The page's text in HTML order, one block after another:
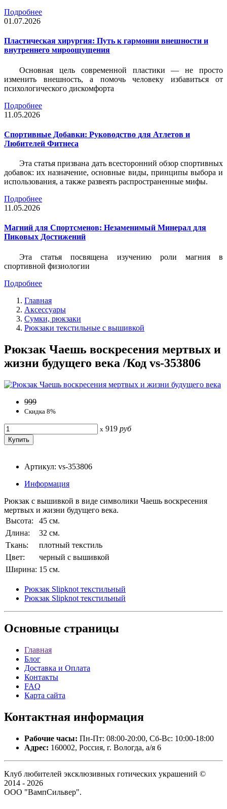
Подробнее
01.07.2026
Пластическая хирургия: Путь к гармонии внешности и
внутреннего мироощущения
Основная цель современной пластики — не просто
изменить внешность, а помочь человеку избавиться от
психологического дискомфорта
Подробнее
11.05.2026
Спортивные Добавки: Руководство для Атлетов и
Любителей Фитнеса
Эта статья призвана дать всесторонний обзор спортивных
добавок: их назначение, основные виды, принципы выбора и
использования, а также развеять распространенные мифы.
Подробнее
11.05.2026
Магний для Спортсменов: Незаменимый Минерал для
Пиковых Достижений
Эта статья посвящена изучению роли магния в
спортивной физиологии
Подробнее
Главная
Аксессуары
Сумки, рюкзаки
Рюкзаки текстильные с вышивкой
Рюкзак Чаешь воскресения мертвых и
жизни будущего века /Код vs-353806
999
Скидка 8%
x 919 руб
Артикул: vs-353806
Информация
Рюкзак с вышивкой в виде символики Чаешь воскресения
мертвых и жизни будущего века.
Высота:
45 см.
Длина:
32 см.
Ткань:
плотный текстиль
Цвет:
черный с вышивкой
Ширина: 15 см.
Рюкзак Slipknot текстильный
Рюкзак Slipknot текстильный
Основные страницы
Главная
Блог
Доставка и Оплата
Контакты
FAQ
Карта сайта
Контактная информация
Рабочие часы: Пн-Пт: 08:00-20:00, Сб-Вс: 10:00-18:00
Адрес: 160002, Россия, г. Вологда, а/я 6
Клуб любителей эксклюзивных готических украшений ©
2014 - 2026
ООО "ВампСильвер".